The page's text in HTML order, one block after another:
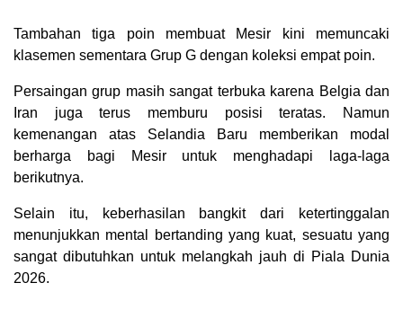
Tambahan tiga poin membuat Mesir kini memuncaki
klasemen sementara Grup G dengan koleksi empat poin.
Persaingan grup masih sangat terbuka karena Belgia dan
Iran juga terus memburu posisi teratas. Namun
kemenangan atas Selandia Baru memberikan modal
berharga bagi Mesir untuk menghadapi laga-laga
berikutnya.
Selain itu, keberhasilan bangkit dari ketertinggalan
menunjukkan mental bertanding yang kuat, sesuatu yang
sangat dibutuhkan untuk melangkah jauh di Piala Dunia
2026.